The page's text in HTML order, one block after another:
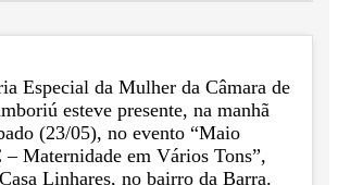
Especial da Mulher da Câmara de
esteve presente, na manhã
(23/05), no evento “Maio
Maternidade em Vários Tons”,
Linhares, no bairro da Barra.